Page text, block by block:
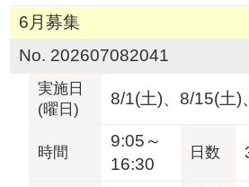
6月募集
No. 202607082041
実施日
(曜日)
8/1(土)、8/15(土)
時間
9:05～
16:30
日数